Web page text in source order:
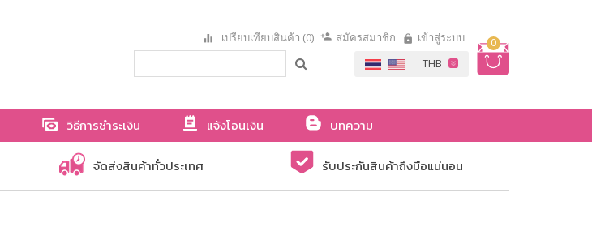
0
เปรียบเทียบสินค้า (0) สมัครสมาชิก เข้าสู่ระบบ
วิธีการชำระเงิน แจ้งโอนเงิน
บทความ
จัดส่งสินค้าทั่วประเทศ รับประกันสินค้าถึงมือแน่นอน